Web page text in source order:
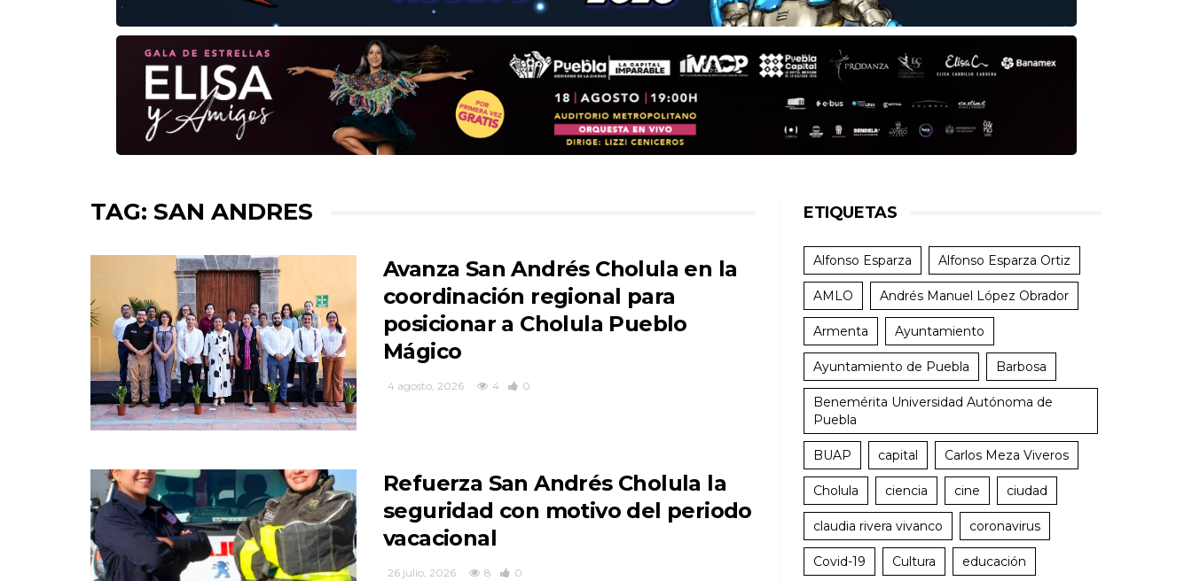
TAG: SAN ANDRES
Avanza San Andrés Cholula en la
coordinación regional para
posicionar a Cholula Pueblo
Mágico
4 agosto, 2026 4 0
Refuerza San Andrés Cholula la
seguridad con motivo del periodo
vacacional
26 julio, 2026 8 0
ETIQUETAS
Alfonso Esparza Alfonso Esparza Ortiz
AMLO Andrés Manuel López Obrador
Armenta Ayuntamiento
Ayuntamiento de Puebla Barbosa
Benemérita Universidad Autónoma de
Puebla
BUAP capital Carlos Meza Viveros
Cholula ciencia cine ciudad
claudia rivera vivanco coronavirus
Covid-19 Cultura educación